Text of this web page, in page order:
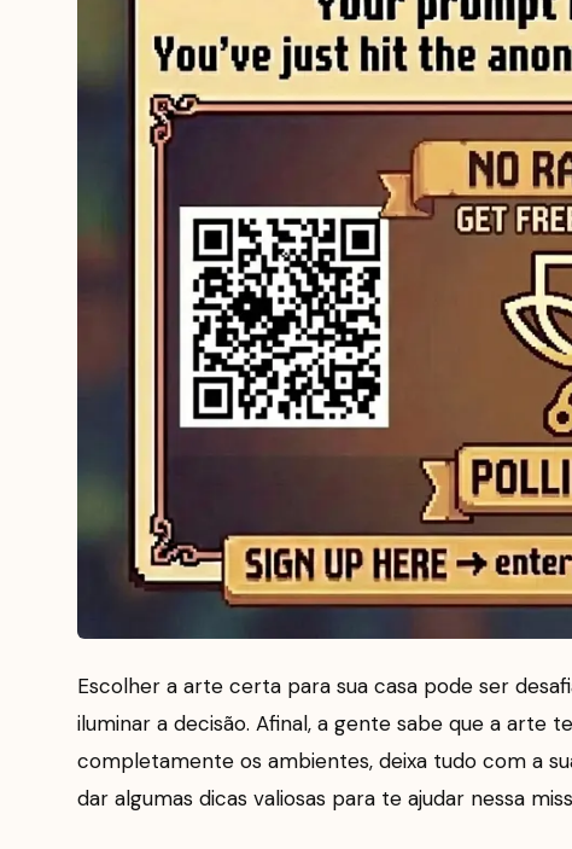
Escolher a arte certa para sua casa pode ser
iluminar a decisão. Afinal, a gente sabe que a arte
completamente os ambientes, deixa tudo com a
dar algumas dicas valiosas para te ajudar nessa